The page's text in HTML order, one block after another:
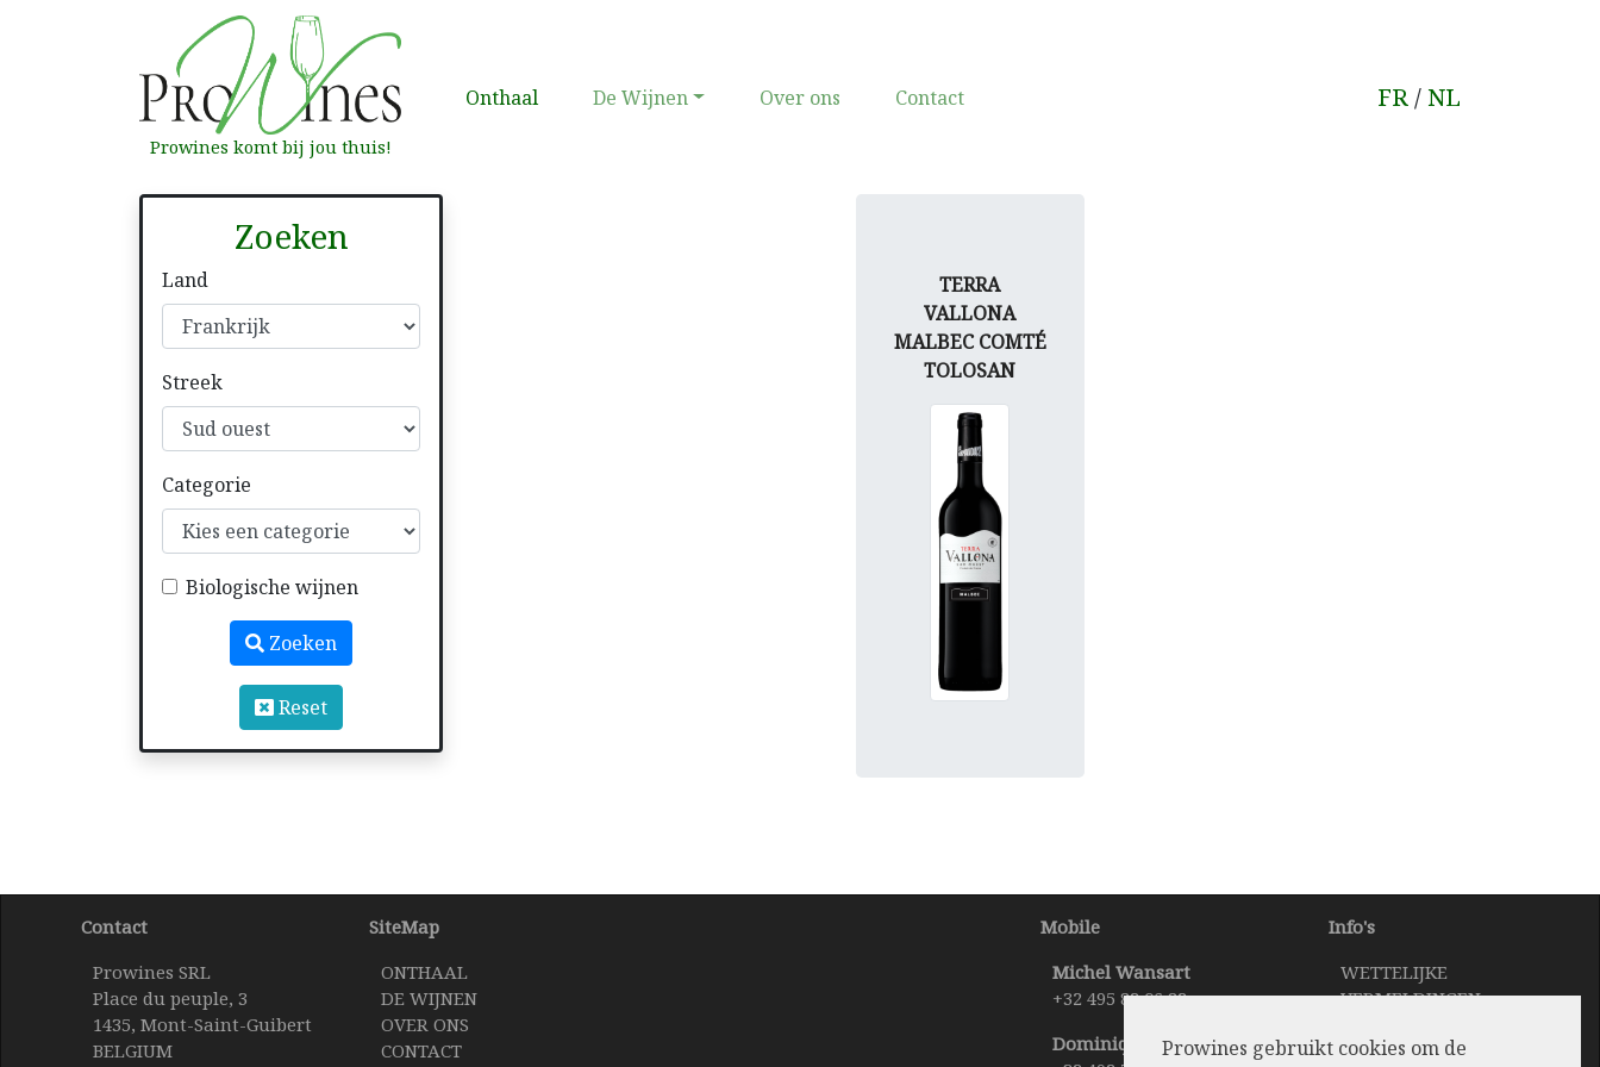
Prowines gebruikt cookies om de
Prowines komt bij jou thuis!
Onthaal (current)De Wijnen Over ons Contact FR/ NL
Zoeken
Land
Streek
Categorie
Biologische wijnen
Zoeken
Reset
TERRA
VALLONA
MALBEC COMTÉ
TOLOSAN
Contact
Prowines SRL
Place du peuple, 3
1435, Mont-Saint-Guibert
BELGIUM
SiteMap
ONTHAAL
DE WIJNEN
OVER ONS
CONTACT
Mobile
Michel Wansart
+32 495 82 06 82
Dominique Bertholet
Info's
WETTELIJKE
VERMELDINGEN